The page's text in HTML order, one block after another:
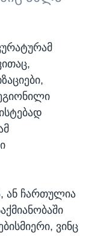
ან ჩართულია
ვინც